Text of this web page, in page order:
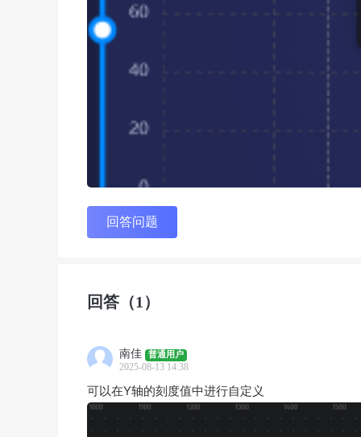
回答问题
回答 （1）
南佳 普通用户
2025-08-13 14:38
可以在Y轴的刻度值中进行自定义